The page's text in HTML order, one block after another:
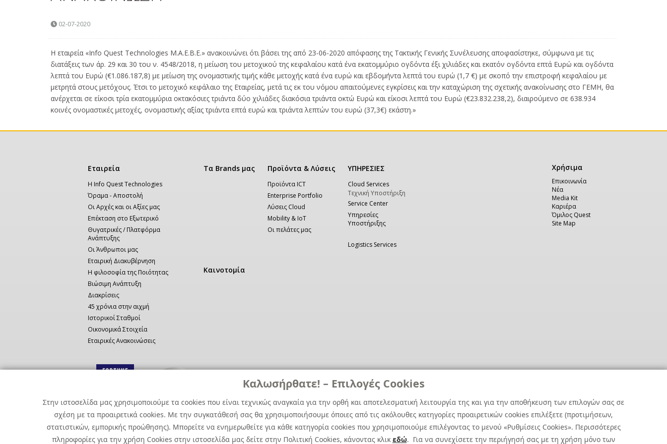
Καλωσήρθατε! – Επιλογές Cookies
Στην ιστοσελίδα μας χρησιμοποιούμε τα cookies που είναι τεχνικώς αναγκαία για την ορθή και αποτελεσματική λειτουργία της και για την αποθήκευση των επιλογών σας σε
σχέση με τα προαιρετικά cookies. Με την συγκατάθεσή σας θα χρησιμοποιήσουμε όποιες από τις ακόλουθες κατηγορίες προαιρετικών cookies επιλέξετε (προτιμήσεων,
στατιστικών, εμπορικής προώθησης). Μπορείτε να ενημερωθείτε για κάθε κατηγορία cookies που χρησιμοποιούμε επιλέγοντας το μενού «Ρυθμίσεις Cookies». Περισσότερες
πληροφορίες για την χρήση Cookies στην ιστοσελίδα μας δείτε στην Πολιτική Cookies, κάνοντας κλικ εδώ. Για να συνεχίσετε την περιήγησή σας με τη χρήση μόνο των
02-07-2020
Η εταιρεία «Info Quest Technologies Μ.Α.Ε.Β.Ε.» ανακοινώνει ότι βάσει της από 23-06-2020 απόφασης της Τακτικής Γενικής Συνέλευσης αποφασίστηκε, σύμφωνα με τις
διατάξεις των άρ. 29 και 30 του ν. 4548/2018, η μείωση του μετοχικού της κεφαλαίου κατά ένα εκατομμύριο ογδόντα έξι χιλιάδες και εκατόν ογδόντα επτά Ευρώ και ογδόντα
λεπτά του Ευρώ (€1.086.187,8) με μείωση της ονομαστικής τιμής κάθε μετοχής κατά ένα ευρώ και εβδομήντα λεπτά του ευρώ (1,7 €) με σκοπό την επιστροφή κεφαλαίου με
μετρητά στους μετόχους. Έτσι το μετοχικό κεφάλαιο της Εταιρείας, μετά τις εκ του νόμου απαιτούμενες εγκρίσεις και την καταχώριση της σχετικής ανακοίνωσης στο ΓΕΜΗ, θα
ανέρχεται σε είκοσι τρία εκατομμύρια οκτακόσιες τριάντα δύο χιλιάδες διακόσια τριάντα οκτώ Ευρώ και είκοσι λεπτά του Ευρώ (€23.832.238,2), διαιρούμενο σε 638.934
κοινές ονομαστικές μετοχές, ονομαστικής αξίας τριάντα επτά ευρώ και τριάντα λεπτών του ευρώ (37,3€) εκάστη.»
Κεντρική
πλοήγηση
Εταιρεία
Η Info Quest Technologies
Όραμα - Αποστολή
Οι Αρχές και οι Αξίες μας
Επέκταση στο Εξωτερικό
Θυγατρικές / Πλατφόρμα
Ανάπτυξης
Οι Άνθρωποι μας
Εταιρική Διακυβέρνηση
Η φιλοσοφία της Ποιότητας
Βιώσιμη Ανάπτυξη
Διακρίσεις
45 χρόνια στην αιχμή
Ιστορικοί Σταθμοί
Οικονομικά Στοιχεία
Εταιρικές Ανακοινώσεις
Τα Brands μας Προϊόντα & Λύσεις
Προϊόντα ICT
Enterprise Portfolio
Λύσεις Cloud
Mobility & IoT
Οι πελάτες μας
ΥΠΗΡΕΣΙΕΣ
Cloud Services
Τεχνική Υποστήριξη
Service Center
Υπηρεσίες
Υποστήριξης
Logistics Services
Καινοτομία
Χρήσιμα
Χρήσιμα
Επικοινωνία
Νέα
Media Kit
Καριέρα
Όμιλος Quest
Site Map